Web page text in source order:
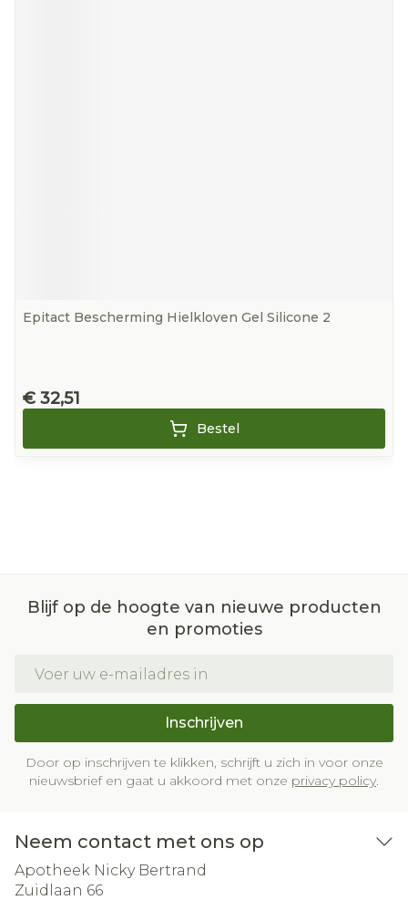
Epitact Bescherming Hielkloven Gel Silicone 2
€ 32,51
Bestel
Blijf op de hoogte van nieuwe producten
en promoties
Inschrijven
Door op inschrijven te klikken, schrijft u zich in voor onze
nieuwsbrief en gaat u akkoord met onze privacy policy.
Neem contact met ons op
Apotheek Nicky Bertrand
Zuidlaan 66